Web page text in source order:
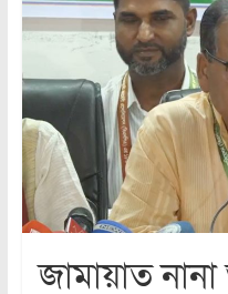
জামায়াত